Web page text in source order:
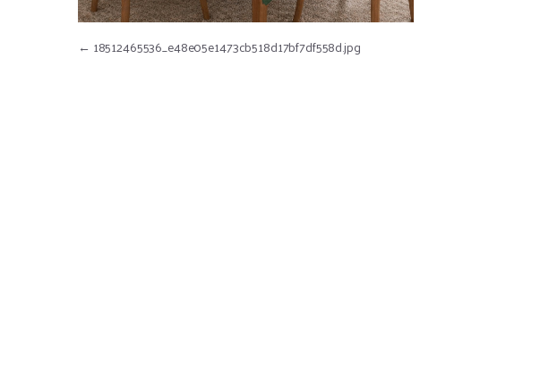
Nawigacja wpisu
← 18512465536_e48e05e1473cb518d17bf7df558d.jpg